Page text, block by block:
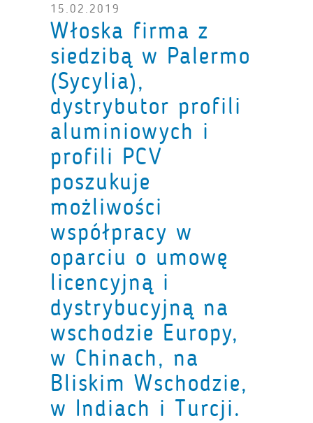
15.02.2019
Włoska firma z
siedzibą w Palermo
(Sycylia),
dystrybutor profili
aluminiowych i
profili PCV
poszukuje
możliwości
współpracy w
oparciu o umowę
licencyjną i
dystrybucyjną na
wschodzie Europy,
w Chinach, na
Bliskim Wschodzie,
w Indiach i Turcji.